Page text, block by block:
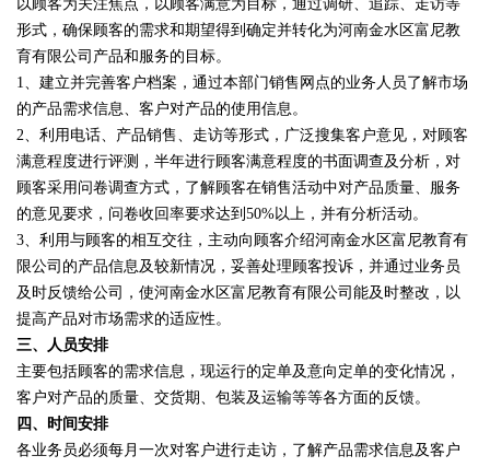
以顾客为关注焦点，以顾客满意为目标，通过调研、追踪、走访等
形式，确保顾客的需求和期望得到确定并转化为河南金水区富尼教
育有限公司产品和服务的目标。
1、建立并完善客户档案，通过本部门销售网点的业务人员了解市场
的产品需求信息、客户对产品的使用信息。
2、利用电话、产品销售、走访等形式，广泛搜集客户意见，对顾客
满意程度进行评测，半年进行顾客满意程度的书面调查及分析，对
顾客采用问卷调查方式，了解顾客在销售活动中对产品质量、服务
的意见要求，问卷收回率要求达到50%以上，并有分析活动。
3、利用与顾客的相互交往，主动向顾客介绍河南金水区富尼教育有
限公司的产品信息及较新情况，妥善处理顾客投诉，并通过业务员
及时反馈给公司，使河南金水区富尼教育有限公司能及时整改，以
提高产品对市场需求的适应性。
三、人员安排
主要包括顾客的需求信息，现运行的定单及意向定单的变化情况，
客户对产品的质量、交货期、包装及运输等等各方面的反馈。
四、时间安排
各业务员必须每月一次对客户进行走访，了解产品需求信息及客户